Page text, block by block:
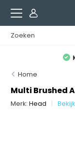
Home
Multi Brushed
Merk:Head